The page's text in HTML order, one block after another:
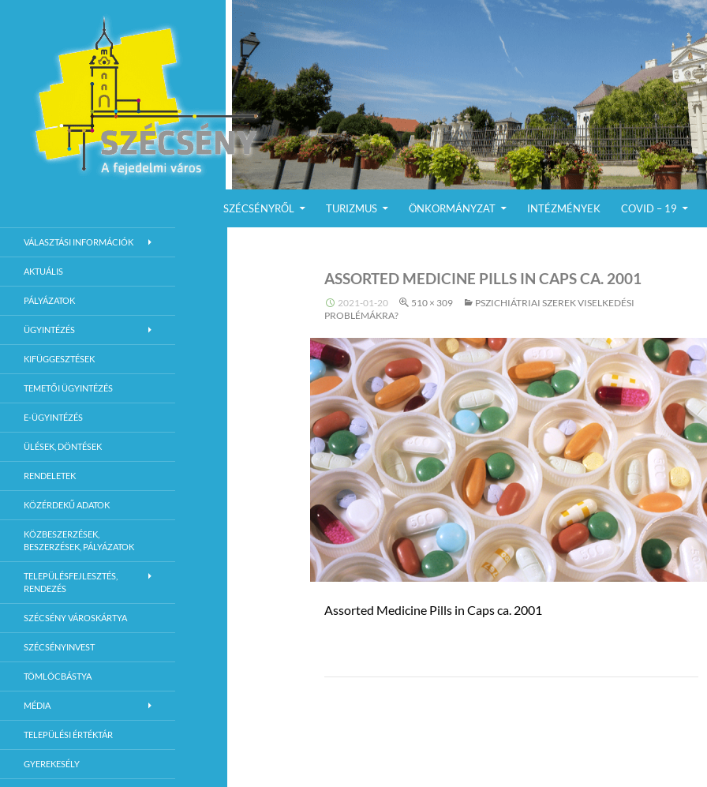
SZÉCSÉNYRŐL
TURIZMUS ÖNKORMÁNYZAT INTÉZMÉNYEK COVID – 19
ASSORTED MEDICINE PILLS IN CAPS CA. 2001
2021-01-20 510 × 309
PSZICHIÁTRIAI SZEREK VISELKEDÉSI
PROBLÉMÁKRA?
Assorted Medicine Pills in Caps ca. 2001
Szécsény Város Hivatalos Weboldala
VÁLASZTÁSI INFORMÁCIÓK
AKTUÁLIS
PÁLYÁZATOK
ÜGYINTÉZÉS
KIFÜGGESZTÉSEK
TEMETŐI ÜGYINTÉZÉS
E-ÜGYINTÉZÉS
ÜLÉSEK, DÖNTÉSEK
RENDELETEK
KÖZÉRDEKŰ ADATOK
KÖZBESZERZÉSEK,
BESZERZÉSEK, PÁLYÁZATOK
TELEPÜLÉSFEJLESZTÉS,
RENDEZÉS
SZÉCSÉNY VÁROSKÁRTYA
SZÉCSÉNYINVEST
TÖMLÖCBÁSTYA
MÉDIA
TELEPÜLÉSI ÉRTÉKTÁR
GYEREKESÉLY